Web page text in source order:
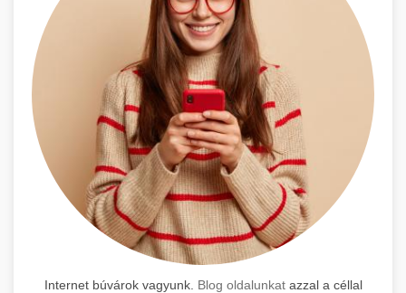
Internet búvárok vagyunk. Blog oldalunkatazzal a céllal